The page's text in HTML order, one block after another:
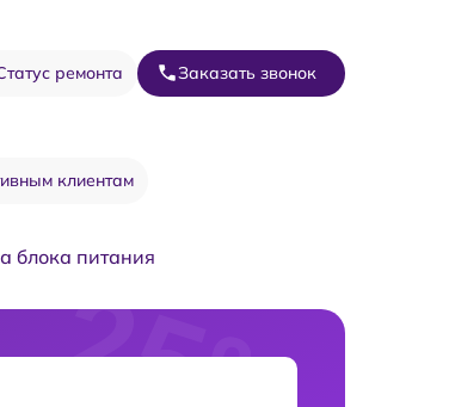
ремонта Заказать звонок
клиентам
блока питания